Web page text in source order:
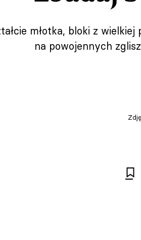
młotka, bloki z
na powojennych